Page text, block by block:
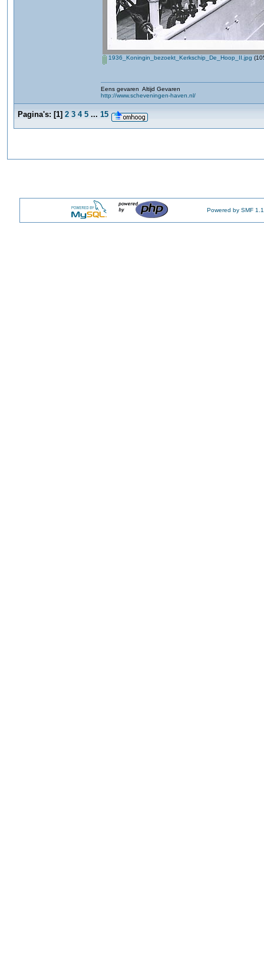
1936_Koningin_bezoekt_Kerkschip_De_Hoop_II.jpg
Eens gevaren Altijd Gevaren
http://www.scheveningen-haven.nl/
Pagina's: [1] 2 3 4 5 ... 15
Powered by SMF